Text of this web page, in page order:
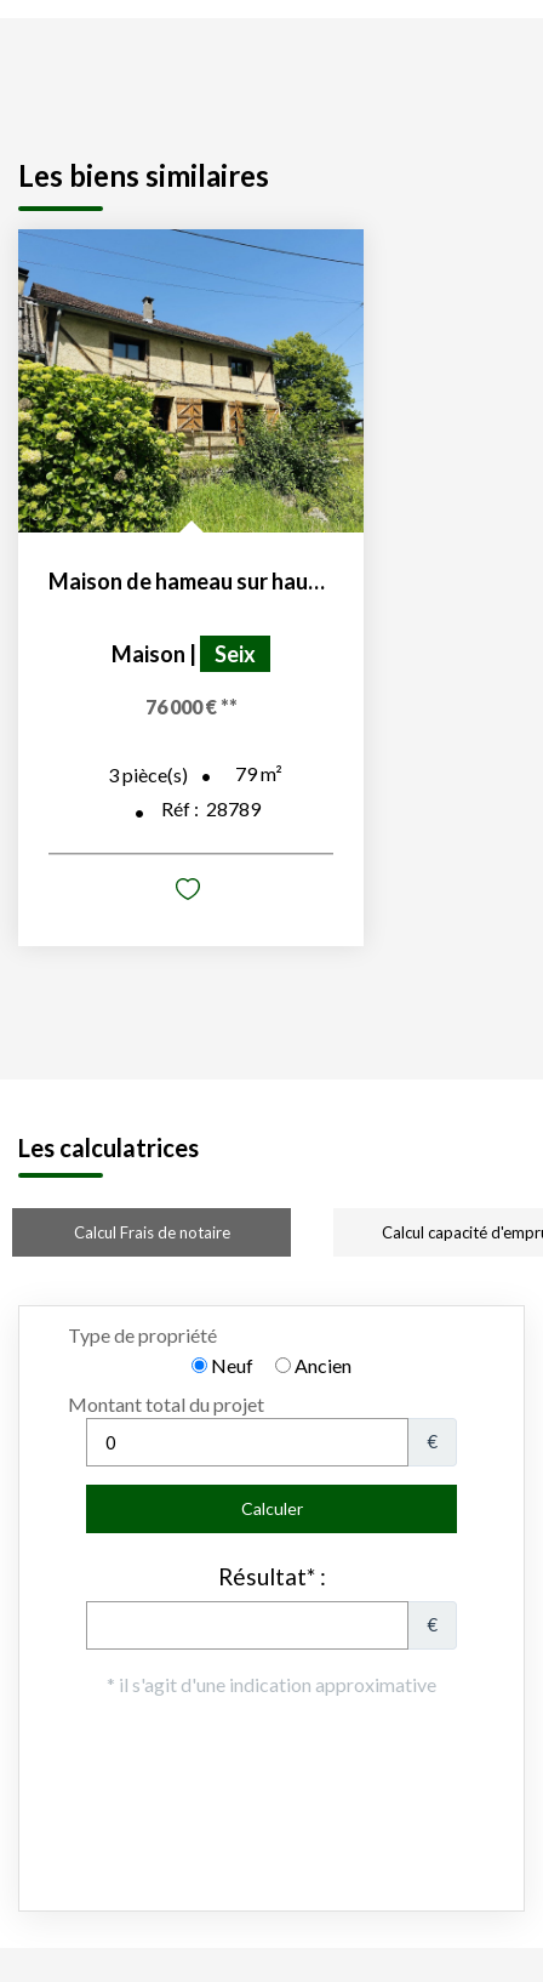
Les biens similaires
Maison de hameau sur hauteurs de Seix 09140
Maison Seix
76 000 €**
3pièce(s) 79m²
Réf : 28789
Les calculatrices
Calcul Frais de notaire Calcul capacité